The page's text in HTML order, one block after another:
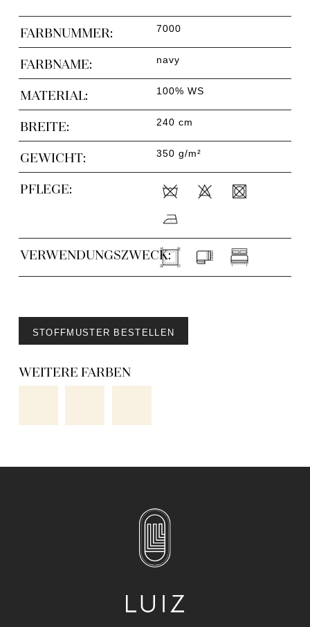
FARBNUMMER: 7000
FARBNAME: navy
MATERIAL: 100% WS
BREITE: 240 cm
GEWICHT: 350 g/m²
PFLEGE:
VERWENDUNGSZWECK:
STOFFMUSTER BESTELLEN
WEITERE FARBEN